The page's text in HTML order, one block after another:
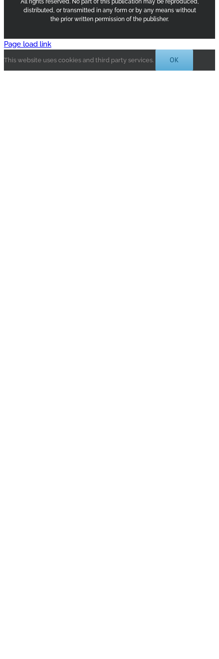
All rights reserved. No part of this publication may be reproduced,
distributed, or transmitted in any form or by any means without
the prior written permission of the publisher.
Page load link
This website uses cookies and third party services. OK